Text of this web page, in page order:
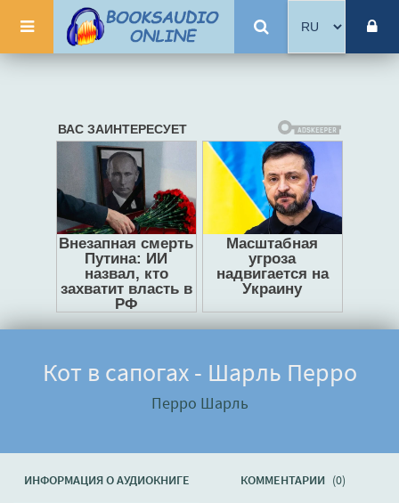
Кот в сапогах - Шарль Перро
Перро Шарль
ИНФОРМАЦИЯ О АУДИОКНИГЕ КОММЕНТАРИИ (0)